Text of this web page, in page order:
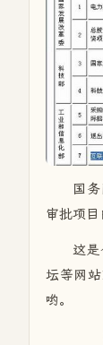
国
审批项目
这
坛等网
哟。
提